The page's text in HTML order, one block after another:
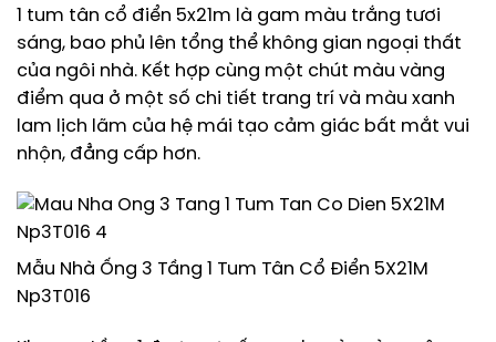
1 tum tân cổ điển 5x21m là gam màu trắng tươi
sáng, bao phủ lên tổng thể không gian ngoại thất
của ngôi nhà. Kết hợp cùng một chút màu vàng
điểm qua ở một số chi tiết trang trí và màu xanh
lam lịch lãm của hệ mái tạo cảm giác bất mắt vui
nhộn, đẳng cấp hơn.
Mẫu Nhà Ống 3 Tầng 1 Tum Tân Cổ Điển 5X21M
Np3T016